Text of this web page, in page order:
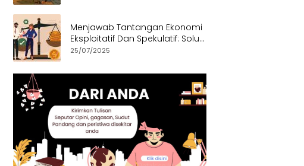
Menjawab Tantangan Ekonomi
Eksploitatif Dan Spekulatif: Solusi
Etis dan Berkeadilan
25/07/2025